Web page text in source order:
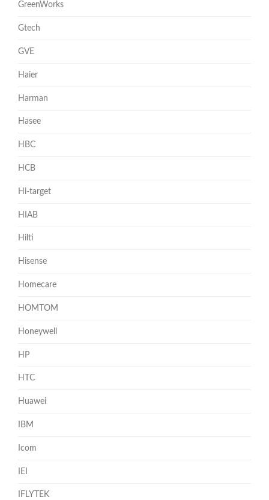
GreenWorks
Gtech
GVE
Haier
Harman
Hasee
HBC
HCB
Hi-target
HIAB
Hilti
Hisense
Homecare
HOMTOM
Honeywell
HP
HTC
Huawei
IBM
Icom
IEI
IFLYTEK